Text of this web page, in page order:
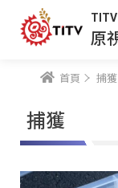
TITV
原
首頁 捕獲
捕獲